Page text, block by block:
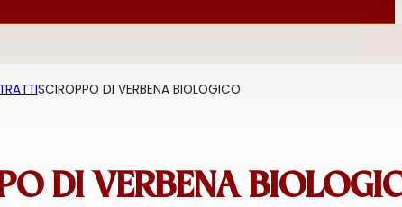
SCIROPPO DI VERBENA BIOLOGICO
DI VERBENA